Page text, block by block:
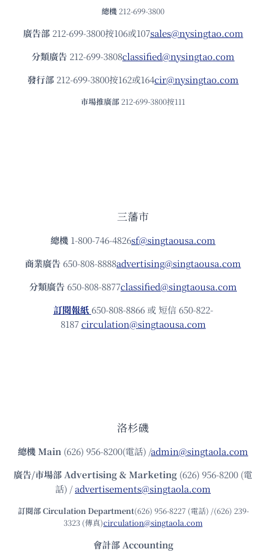
總機 212-699-3800
廣告部212-699-3800按106或107sales@nysingtao.com
分類廣告 212-699-3808classified@nysingtao.com
發⾏部 212-699-3800按162或164cir@nysingtao.com
市場推廣部 212-699-3800按111
三藩市
總機 1-800-746-4826sf@singtaousa.com
商業廣告 650-808-8888advertising@singtaousa.com
分類廣告 650-808-8877classified@singtaousa.com
訂閱報紙 650-808-8866 或 短信 650-822-
8187circulation@singtaousa.com
洛杉磯
總機Main (626) 956-8200(電話) /admin@singtaola.com
廣告/市場部Advertising & Marketing (626) 956-8200 (電
話) /advertisements@singtaola.com
訂閱部 Circulation Department(626) 956-8227 (電話) /(626) 239-
3323 (傳真)circulation@singtaola.com
會計部 Accounting